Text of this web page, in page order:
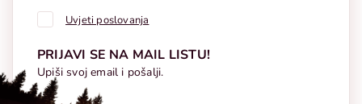
Uvjeti poslovanja
PRIJAVI SE NA MAIL LISTU!
Upiši svoj email i pošalji.